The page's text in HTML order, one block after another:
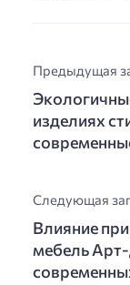
Предыдущая
изделиях
Следующая
Влияние
мебель